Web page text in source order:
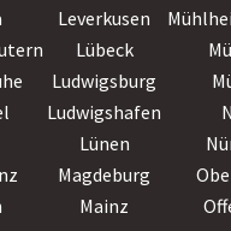
Leverkusen
Lübeck
Ludwigsburg
Ludwigshafen
Lünen
Magdeburg
Mainz